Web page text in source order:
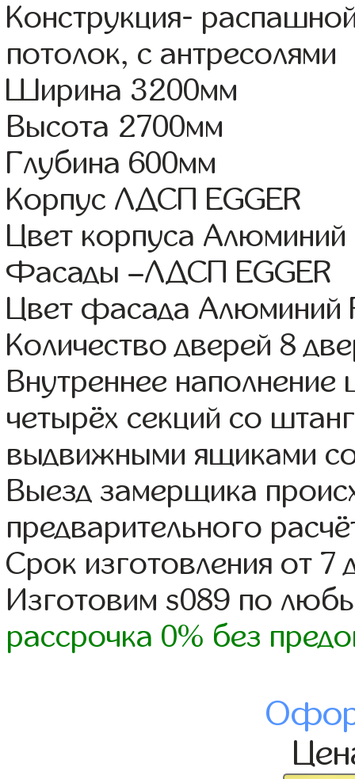
Конструкция-
потолок, с антресолями
Ширина 3200мм
Высота 2700мм
Глубина 600мм
Корпус ЛДСП EGGER
Цвет корпуса Алюминий
Фасады –ЛДСП EGGER
Цвет фасада Алюминий
Количество дверей 8
Внутреннее
четырёх секций со
выдвижными ящиками
Выезд замерщика
предварительного
Срок изготовления от 7
Изготовим s089 по
рассрочка 0% без